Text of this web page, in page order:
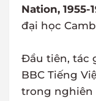
Nation, 1955-
đại học
Đầu tiên, tác
BBC Tiếng
trong nghiên